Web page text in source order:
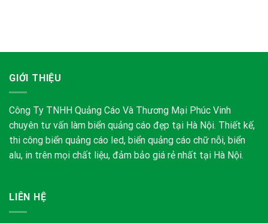
GIỚI THIỆU
Công Ty TNHH Quảng Cáo Và Thương Mại Phúc Vinh
chuyên tư vấn làm biển quảng cáo đẹp tại Hà Nội. Thiết kế,
thi công biển quảng cáo led, biển quảng cáo chữ nỗi, biển
alu, in trên mọi chất liệu, đảm bảo giá rẻ nhất tại Hà Nội.
LIÊN HỆ